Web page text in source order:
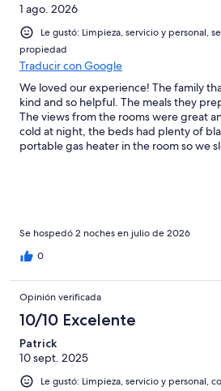
1 ago. 2026
Le gustó: Limpieza, servicio y personal,
propiedad
Traducir con Google
We loved our experience! The family
kind and so helpful. The meals they
The views from the rooms were great
cold at night, the beds had plenty of
portable gas heater in the room so we
Se hospedó 2 noches en julio de 2026
0
Opinión verificada
10/10 Excelente
Patrick
10 sept. 2025
Le gustó: Limpieza, servicio y personal,